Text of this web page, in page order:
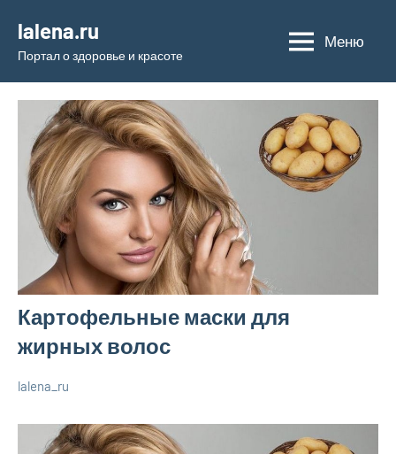
содержимому
lalena.ru
Портал о здоровье и красоте
Меню
Картофельные маски для
жирных волос
за
кожей
июля
2023
lalena_ru
комментариев